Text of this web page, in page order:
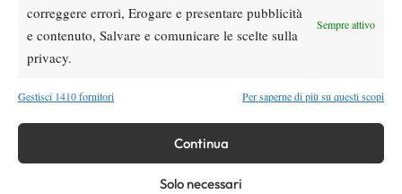
correggere errori, Erogare e presentare pubblicità
e contenuto, Salvare e comunicare le scelte sulla
privacy.
Sempre attivo
Gestisci 1410 fornitori Per saperne di più su questi scopi
Continua
Solo necessari
DI TENDENZA
difenderà la finale del 2025
News
orario e ordine di gioco venerdì 7 agosto.